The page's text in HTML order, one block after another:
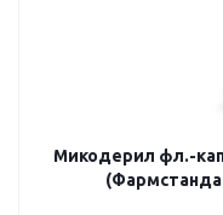
Микодерил фл.-